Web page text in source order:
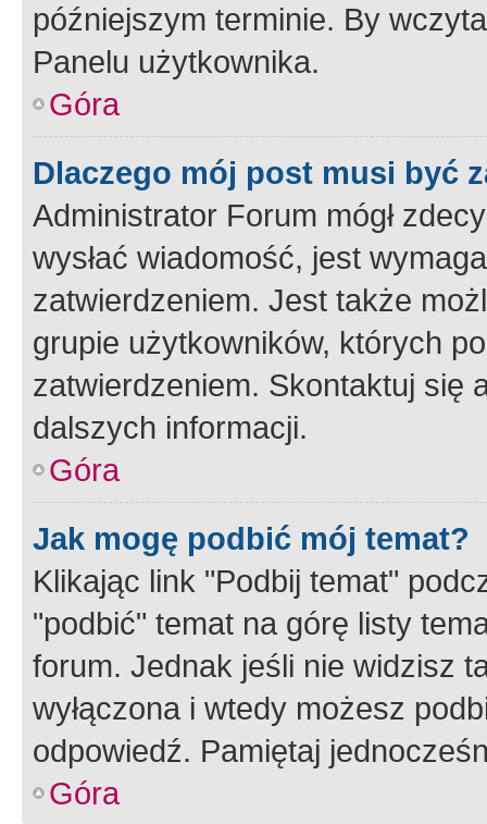
późniejszym terminie. By
Panelu użytkownika.
Góra
Dlaczego mój post musi być
Administrator Forum mógł
wysłać wiadomość, jest
zatwierdzeniem. Jest także
grupie użytkowników, których
zatwierdzeniem. Skontaktuj się
dalszych informacji.
Góra
Jak mogę podbić mój temat?
Klikając link "Podbij temat"
"podbić" temat na górę listy
forum. Jednak jeśli nie widzisz
wyłączona i wtedy możesz
odpowiedź. Pamiętaj
Góra